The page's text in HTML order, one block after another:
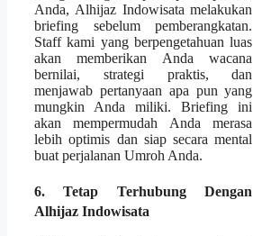
Anda, Alhijaz Indowisata melakukan
briefing sebelum pemberangkatan.
Staff kami yang berpengetahuan luas
akan memberikan Anda wacana
bernilai, strategi praktis, dan
menjawab pertanyaan apa pun yang
mungkin Anda miliki. Briefing ini
akan mempermudah Anda merasa
lebih optimis dan siap secara mental
buat perjalanan Umroh Anda.
6. Tetap Terhubung Dengan
Alhijaz Indowisata